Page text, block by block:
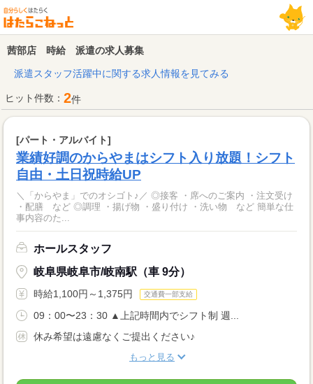
茜部店 時給 派遣の求人募集
派遣スタッフ活躍中に関する求人情報を見てみる
ヒット件数： 2件
[パート・アルバイト]
業績好調のからやまはシフト入り放題！シフト
自由・土日祝時給UP
＼「からやま」でのオシゴト♪／ ◎接客 ・席へのご案内 ・注文受け
・配膳 など ◎調理 ・揚げ物 ・盛り付け ・洗い物 など 簡単な仕
事内容のた...
ホールスタッフ
岐阜県岐阜市/岐南駅（車 9分）
時給1,100円～1,375円 交通費一部支給
09：00〜23：30 ▲上記時間内でシフト制 週...
休み希望は遠慮なくご提出ください♪
もっと見る